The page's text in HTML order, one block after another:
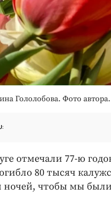
Гололобова. Фото автора.
отмечали 77-ю
80 тысяч
ночей, чтобы мы